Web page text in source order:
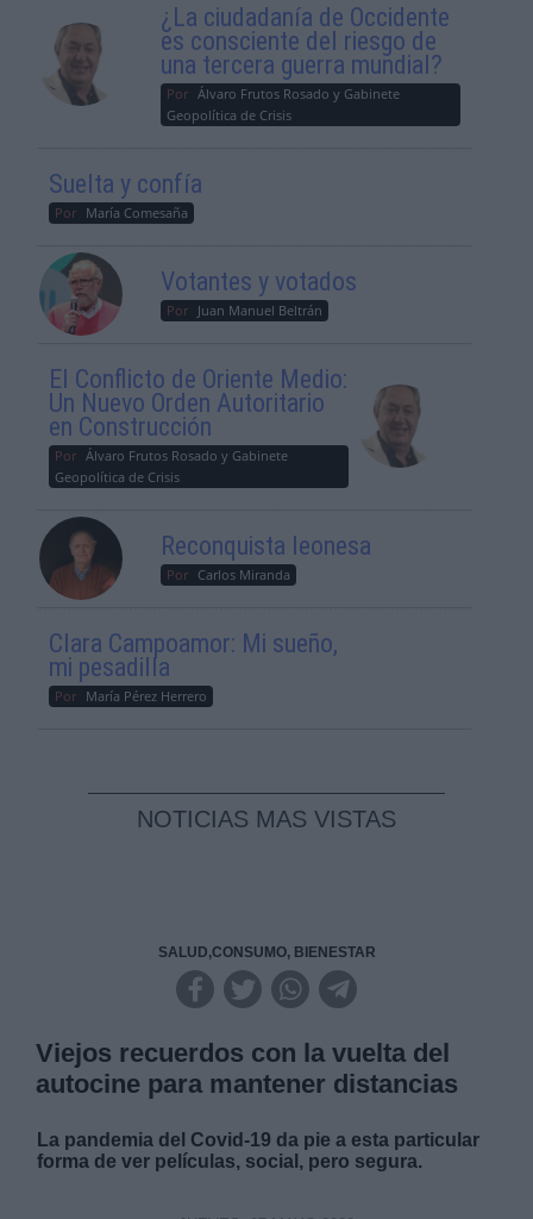
¿La ciudadanía de Occidente
es consciente del riesgo de
una tercera guerra mundial?
Por Álvaro Frutos Rosado y Gabinete
Geopolítica de Crisis
Suelta y confía
Por María Comesaña
Votantes y votados
Por Juan Manuel Beltrán
El Conflicto de Oriente Medio:
Un Nuevo Orden Autoritario
en Construcción
Por Álvaro Frutos Rosado y Gabinete
Geopolítica de Crisis
Reconquista leonesa
Por Carlos Miranda
Clara Campoamor: Mi sueño,
mi pesadilla
Por María Pérez Herrero
NOTICIAS MAS VISTAS
SALUD,CONSUMO, BIENESTAR
Viejos recuerdos con la vuelta del
autocine para mantener distancias
La pandemia del Covid-19 da pie a esta particular
forma de ver películas, social, pero segura.